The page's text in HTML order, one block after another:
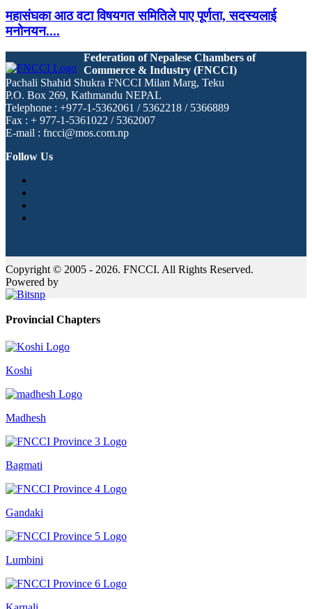
महासंघका आठ वटा विषयगत समितिले पाए पूर्णता, सदस्यलाई
मनोनयन....
Federation of Nepalese Chambers of
Commerce & Industry (FNCCI)
Pachali Shahid Shukra FNCCI Milan Marg, Teku
P.O. Box 269, Kathmandu NEPAL
Telephone : +977-1-5362061 / 5362218 / 5366889
Fax : + 977-1-5361022 / 5362007
E-mail : fncci@mos.com.np
Follow Us
Copyright © 2005 - 2026. FNCCI. All Rights Reserved.
Powered by
Provincial Chapters
Koshi
Madhesh
Bagmati
Gandaki
Lumbini